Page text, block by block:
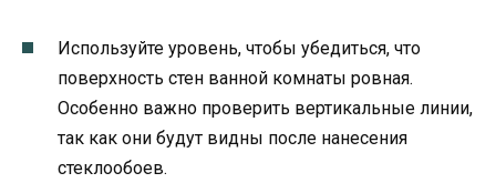
Используйте уровень, чтобы убедиться, что
поверхность стен ванной комнаты ровная.
Особенно важно проверить вертикальные линии,
так как они будут видны после нанесения
стеклообоев.